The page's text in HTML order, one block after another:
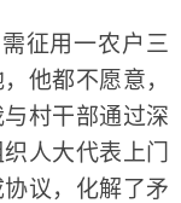
征用一农户三
他都不愿意，
村干部通过深
人大代表上门
议，化解了矛